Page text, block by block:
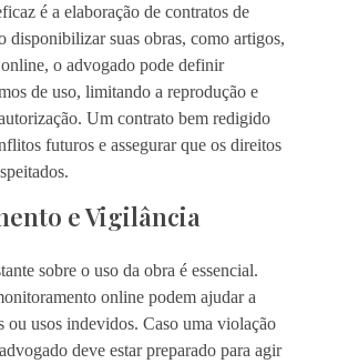
é a elaboração de contratos de
disponibilizar suas obras, como artigos,
o advogado pode definir
de uso, limitando a reprodução e
Um contrato bem redigido
futuros e assegurar que os direitos
e Vigilância
sobre o uso da obra é essencial.
online podem ajudar a
ou usos indevidos. Caso uma violação
deve estar preparado para agir